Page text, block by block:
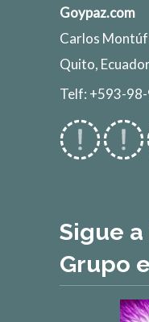
Goypaz.com
Carlos
Quito,
Telf: +593-
Sigue
Grupo